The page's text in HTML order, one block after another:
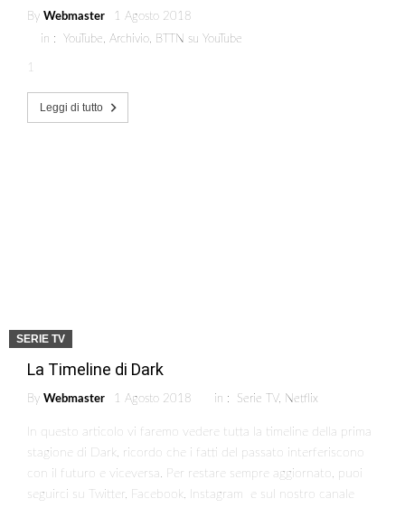
By Webmaster
1 Agosto 2018
in : YouTube, Archivio, BTTN su YouTube
Leggi di tutto
SERIE TV
La Timeline di Dark
By Webmaster 1 Agosto 2018 in : Serie TV, Netflix
In questo articolo vi faremo vedere tutta la timeline della prima
stagione di Dark, ricordo che i fatti del passato interferiscono
con il futuro e viceversa. Per restare sempre aggiornato, puoi
seguirci su Twitter, Facebook, Instagram e sul nostro canale